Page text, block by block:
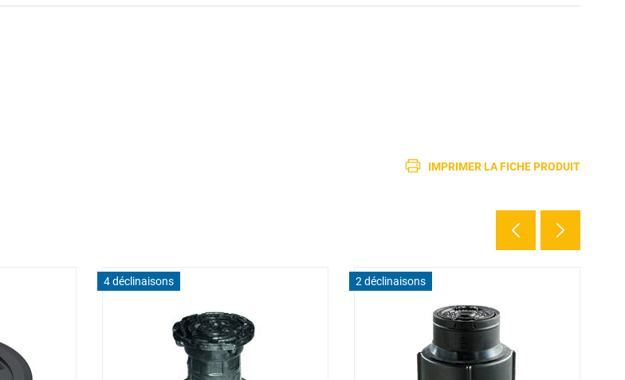
IMPRIMER LA FICHE PRODUIT
4 déclinaisons 2 déclinaisons